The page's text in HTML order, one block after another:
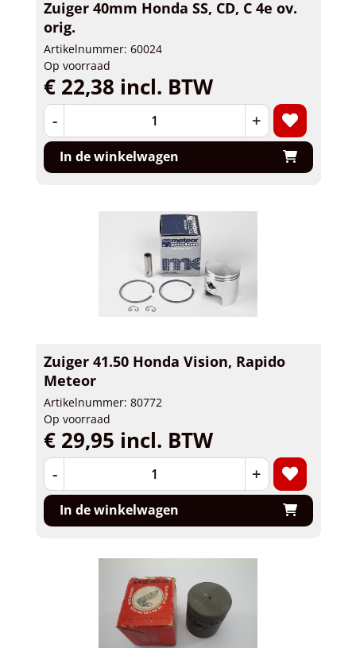
Zuiger 40mm Honda SS, CD, C 4e ov.
orig.
Artikelnummer: 60024
Op voorraad
€ 22,38 incl. BTW
- +
In de winkelwagen
Zuiger 41.50 Honda Vision, Rapido
Meteor
Artikelnummer: 80772
Op voorraad
€ 29,95 incl. BTW
- +
In de winkelwagen